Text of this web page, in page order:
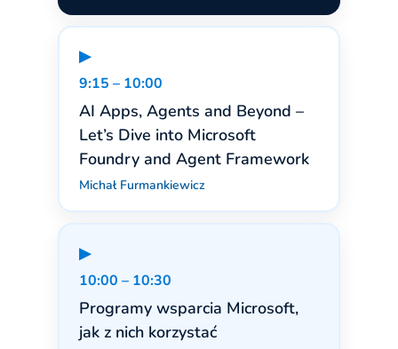
▶
9:15 – 10:00
AI Apps, Agents and Beyond –
Let’s Dive into Microsoft
Foundry and Agent Framework
Michał Furmankiewicz
▶
10:00 – 10:30
Programy wsparcia Microsoft,
jak z nich korzystać